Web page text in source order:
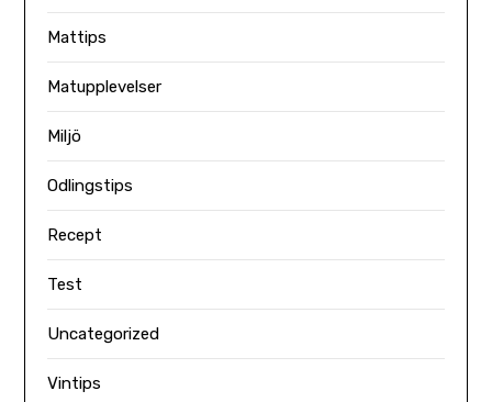
Mattips
Matupplevelser
Miljö
Odlingstips
Recept
Test
Uncategorized
Vintips